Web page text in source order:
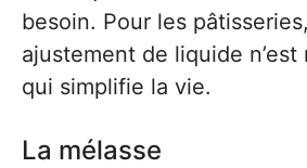
besoin. Pour les
ajustement de liquide n’est
qui simplifie la vie.
La mélasse